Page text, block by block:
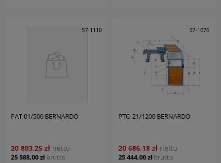
57-1110
PAT 01/500 BERNARDO
25 588,00 zł brutto
20 803,25 zł netto
57-1076
PTO 21/1200 BERNARDO
25 444,00 zł brutto
20 686,18 zł netto